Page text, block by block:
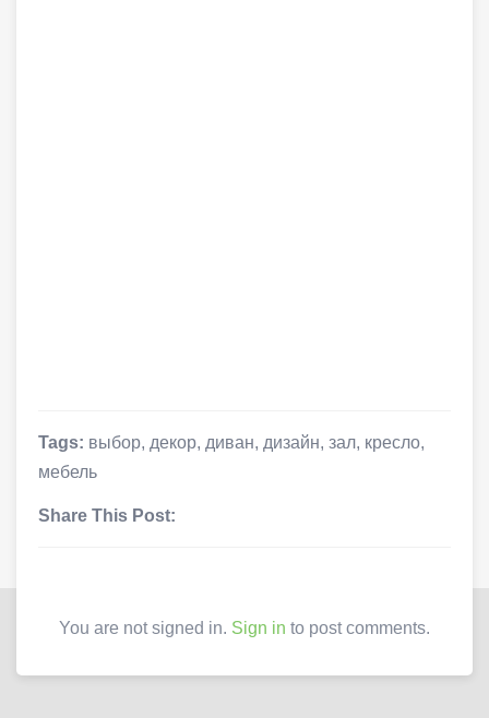
Tags: выбор, декор, диван, дизайн, зал, кресло,
мебель
Share This Post:
You are not signed in. Sign in to post comments.